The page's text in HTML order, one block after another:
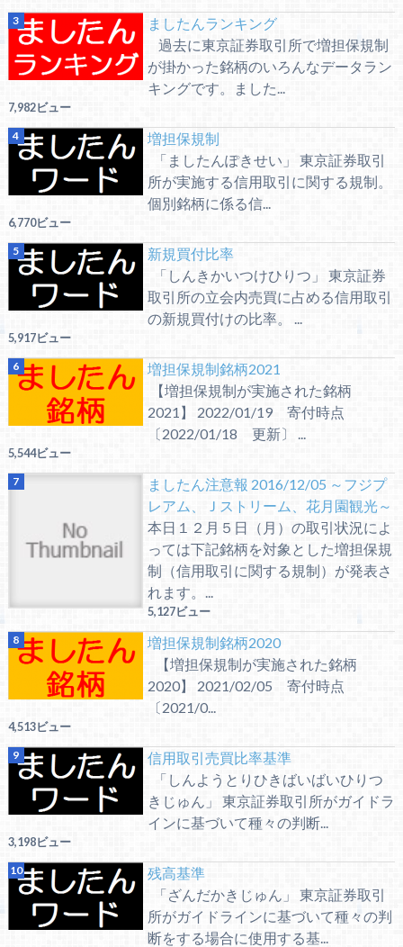
ましたんランキング
過去に東京証券取引所で増担保規制
が掛かった銘柄のいろんなデータラン
キングです。ました...
7,982ビュー
増担保規制
「ましたんぽきせい」 東京証券取引
所が実施する信用取引に関する規制。
個別銘柄に係る信...
6,770ビュー
新規買付比率
「しんきかいつけひりつ」 東京証券
取引所の立会内売買に占める信用取引
の新規買付けの比率。 ...
5,917ビュー
増担保規制銘柄2021
【増担保規制が実施された銘柄
2021】 2022/01/19 寄付時点
〔2022/01/18 更新〕 ...
5,544ビュー
ましたん注意報 2016/12/05 ～フジプ
レアム、Ｊストリーム、花月園観光～
本日１２月５日（月）の取引状況によ
っては下記銘柄を対象とした増担保規
制（信用取引に関する規制）が発表さ
れます。...
5,127ビュー
増担保規制銘柄2020
【増担保規制が実施された銘柄
2020】 2021/02/05 寄付時点
〔2021/0...
4,513ビュー
信用取引売買比率基準
「しんようとりひきばいばいひりつ
きじゅん」 東京証券取引所がガイドラ
インに基づいて種々の判断...
3,198ビュー
残高基準
「ざんだかきじゅん」 東京証券取引
所がガイドラインに基づいて種々の判
断をする場合に使用する基...